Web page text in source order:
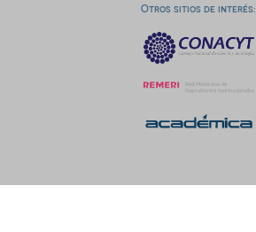
Otros sitios de interés: